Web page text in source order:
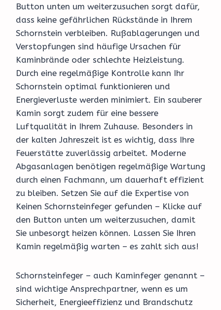
Button unten um weiterzusuchen sorgt dafür,
dass keine gefährlichen Rückstände in Ihrem
Schornstein verbleiben. Rußablagerungen und
Verstopfungen sind häufige Ursachen für
Kaminbrände oder schlechte Heizleistung.
Durch eine regelmäßige Kontrolle kann Ihr
Schornstein optimal funktionieren und
Energieverluste werden minimiert. Ein sauberer
Kamin sorgt zudem für eine bessere
Luftqualität in Ihrem Zuhause. Besonders in
der kalten Jahreszeit ist es wichtig, dass Ihre
Feuerstätte zuverlässig arbeitet. Moderne
Abgasanlagen benötigen regelmäßige Wartung
durch einen Fachmann, um dauerhaft effizient
zu bleiben. Setzen Sie auf die Expertise von
Keinen Schornsteinfeger gefunden – Klicke auf
den Button unten um weiterzusuchen, damit
Sie unbesorgt heizen können. Lassen Sie Ihren
Kamin regelmäßig warten – es zahlt sich aus!
Schornsteinfeger – auch Kaminfeger genannt –
sind wichtige Ansprechpartner, wenn es um
Sicherheit, Energieeffizienz und Brandschutz